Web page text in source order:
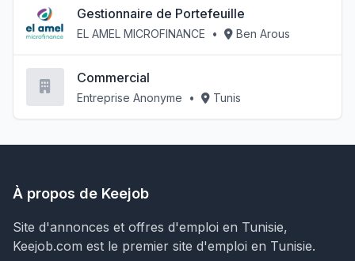
Gestionnaire de Portefeuille
EL AMEL MICROFINANCE • Ben Arous
Commercial
Entreprise Anonyme • Tunis
À propos de Keejob
Site d'annonces et offres d'emploi en Tunisie,
Keejob.com est le premier site d'emploi en Tunisie.